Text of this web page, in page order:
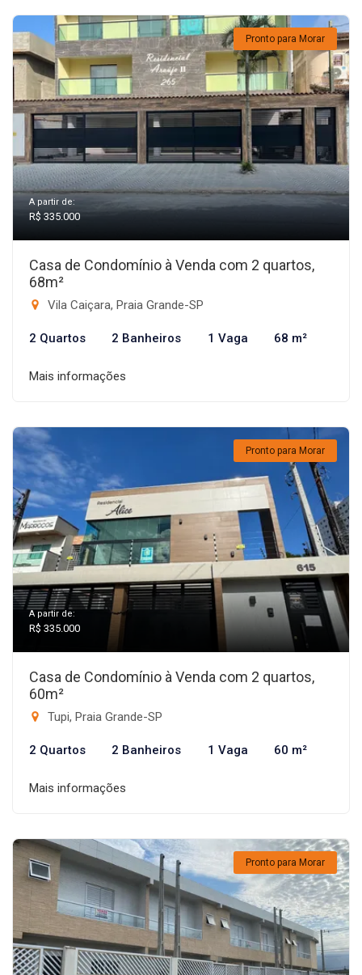
Pronto para Morar
A partir de:
R$ 335.000
Casa de Condomínio à Venda com 2 quartos,
68m²
Vila Caiçara, Praia Grande-SP
2 Quartos 2 Banheiros 1 Vaga 68 m²
Mais informações
Pronto para Morar
A partir de:
R$ 335.000
Casa de Condomínio à Venda com 2 quartos,
60m²
Tupi, Praia Grande-SP
2 Quartos 2 Banheiros 1 Vaga 60 m²
Mais informações
Pronto para Morar